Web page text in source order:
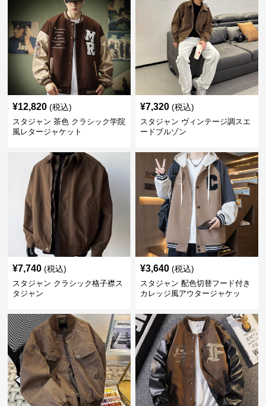
¥12,820 (税込)
スタジャン 茶色 クラシック学院
風レタージャケット
¥7,320 (税込)
スタジャン ヴィンテージ調スエ
ードブルゾン
¥7,740 (税込)
スタジャン クラシック格子襟ス
タジャン
¥3,640 (税込)
スタジャン 配色切替フード付き
カレッジ風アウタージャケッ